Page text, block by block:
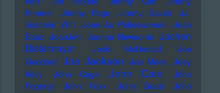
Kimmel
Jimmy Page Jimmy Savile
JJ
Joachim Witt Joan As Policewoman Joan
Baez JoanJett Joanna Newsome Jochen
Distelmayer
Jock McDonald
Joe
Goddard Joe Jackson Joe Meek Joey
Kelly
John Cage John Cale
John
Fogerty
John Foxx John Grant
John